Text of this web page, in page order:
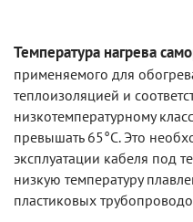
Температура нагрева
применяемого для
теплоизоляцией и
низкотемпературному
превышать 65°С. Это
эксплуатации кабеля под
низкую температуру
пластиковых